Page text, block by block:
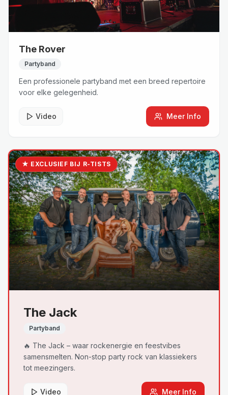
The Rover
Partyband
Een professionele partyband met een breed repertoire
voor elke gelegenheid.
Video Meer Info
★ EXCLUSIEF BIJ R-TISTS
The Jack
Partyband
🔥 The Jack – waar rockenergie en feestvibes
samensmelten. Non-stop party rock van klassiekers
tot meezingers.
Video Meer Info